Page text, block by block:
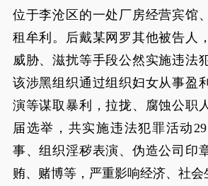
位于李沧区的一处厂房经营宾馆
租牟利。后戴某网罗其他被告人
威胁、滋扰等手段公然实施违法
该涉黑组织通过组织妇女从事盈
演等谋取暴利，拉拢、腐蚀公职
届选举，共实施违法犯罪活动
事、组织淫秽表演、伪造公司印
贿、赌博等，严重影响经济、社会